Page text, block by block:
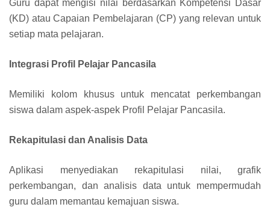
Guru dapat mengisi nilai berdasarkan Kompetensi Dasar
(KD) atau Capaian Pembelajaran (CP) yang relevan untuk
setiap mata pelajaran.
Integrasi Profil Pelajar Pancasila
Memiliki kolom khusus untuk mencatat perkembangan
siswa dalam aspek-aspek Profil Pelajar Pancasila.
Rekapitulasi dan Analisis Data
Aplikasi menyediakan rekapitulasi nilai, grafik
perkembangan, dan analisis data untuk mempermudah
guru dalam memantau kemajuan siswa.